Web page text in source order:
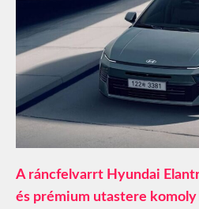
A ráncfelvarrt Hyundai
és prémium utastere